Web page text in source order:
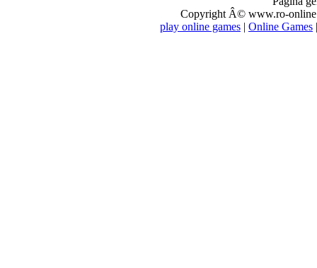
Copyright Â© www.ro-
play online games | Online Games